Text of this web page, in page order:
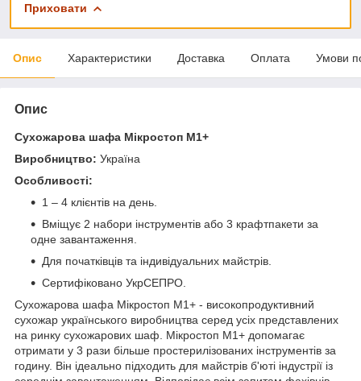
Приховати
Опис Характеристики Доставка Оплата Умови
Опис
Сухожарова шафа Мікростоп М1+
Виробництво: Україна
Особливості:
1 – 4 клієнтів на день.
Вміщує 2 набори інструментів або 3 крафтпакети за
одне завантаження.
Для початківців та індивідуальних майстрів.
Сертифіковано УкрСЕПРО.
Сухожарова шафа Мікростоп М1+ - високопродуктивний
сухожар українського виробництва серед усіх представлених
на ринку сухожарових шаф. Мікростоп М1+ допомагає
отримати у 3 рази більше простерилізованих інструментів за
годину. Він ідеально підходить для майстрів б'юті індустрії із